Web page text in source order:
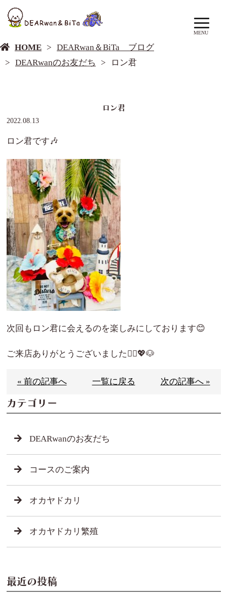
MENU
HOME
DEARwan＆BiTa ブログ
DEARwanのお友だち
ロン君
ロン君
2022.08.13
ロン君です🎶
次回もロン君に会えるのを楽しみにしております😊
ご来店ありがとうございました🙇‍♀️💖🐶
« 前の記事へ 一覧に戻る 次の記事へ »
カテゴリー
DEARwanのお友だち
コースのご案内
オカヤドカリ
オカヤドカリ繁殖
最近の投稿